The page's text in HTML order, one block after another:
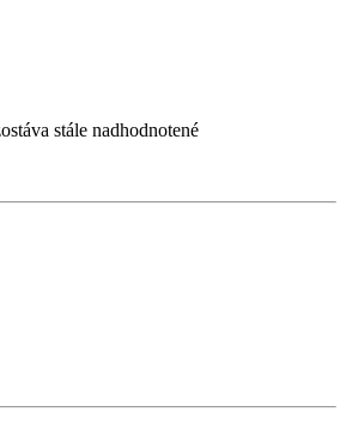
stále nadhodnotené